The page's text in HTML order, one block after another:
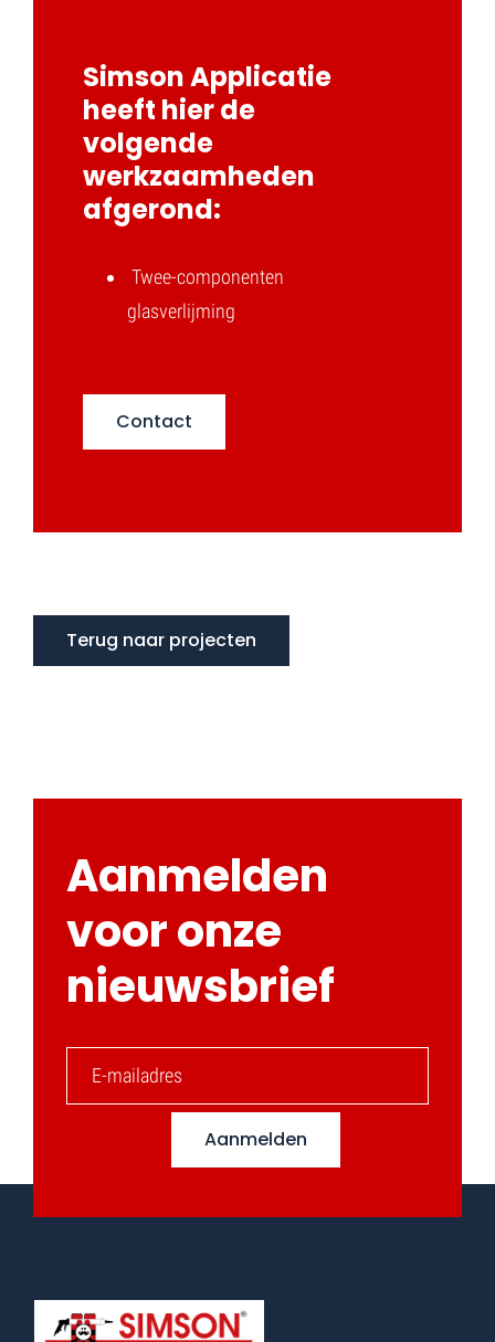
Simson Applicatie
heeft hier de
volgende
werkzaamheden
afgerond:
Twee-componenten
glasverlijming
Contact
Terug naar projecten
Aanmelden
voor onze
nieuwsbrief
Aanmelden